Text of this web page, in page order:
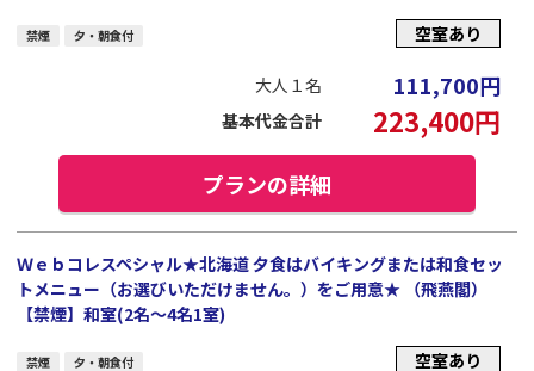
禁煙 夕・朝食付 空室あり
大人１名 111,700円
基本代金合計 223,400円
プランの詳細
Ｗｅｂコレスペシャル★北海道 夕食はバイキングまたは和食セッ
トメニュー（お選びいただけません。）をご用意★ （飛燕閣）
【禁煙】和室(2名～4名1室)
禁煙 夕・朝食付 空室あり